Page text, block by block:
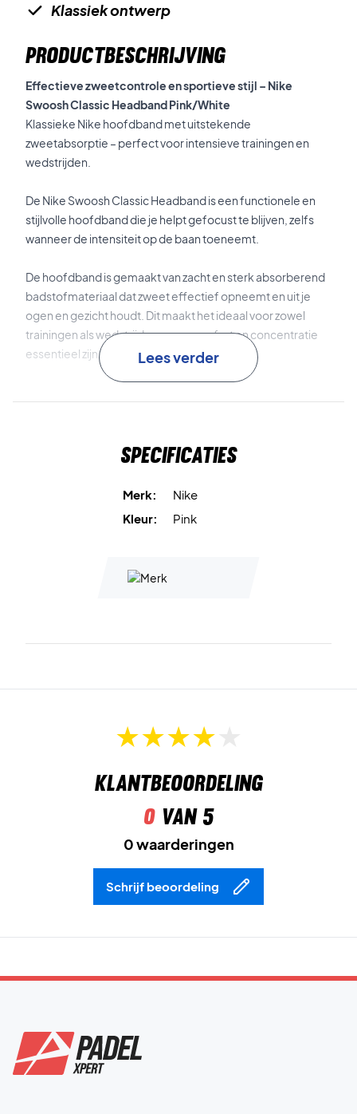
Klassiek ontwerp
PRODUCTBESCHRIJVING
Effectieve zweetcontrole en sportieve stijl – Nike
Swoosh Classic Headband Pink/White
Klassieke Nike hoofdband met uitstekende
zweetabsorptie – perfect voor intensieve trainingen en
wedstrijden.
De Nike Swoosh Classic Headband is een functionele en
stijlvolle hoofdband die je helpt gefocust te blijven, zelfs
wanneer de intensiteit op de baan toeneemt.
De hoofdband is gemaakt van zacht en sterk absorberend
badstofmateriaal dat zweet effectief opneemt en uit je
ogen en gezicht houdt. Dit maakt het ideaal voor zowel
trainingen als wedstrijden, waar comfort en concentratie
essentieel zijn.
maakt de sportieve look compleet, terwijl de roze-witte
Headband Pink/White
Lees verder
Specificaties
Merk:
Nike
Kleur:
Pink
Klantbeoordeling
0van 5
0 waarderingen
Schrijf beoordeling